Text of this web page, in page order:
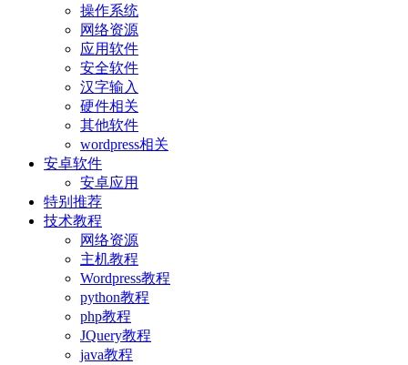
操作系统
网络资源
应用软件
安全软件
汉字输入
硬件相关
其他软件
wordpress相关
安卓软件
安卓应用
特别推荐
技术教程
网络资源
主机教程
Wordpress教程
python教程
php教程
JQuery教程
java教程